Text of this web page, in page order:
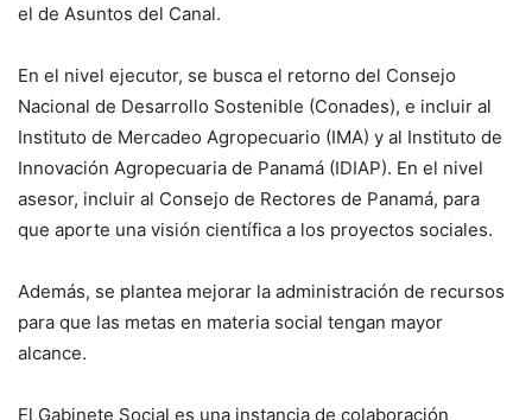
el de Asuntos del Canal.
En el nivel ejecutor, se busca el retorno del Consejo
Nacional de Desarrollo Sostenible (Conades), e incluir al
Instituto de Mercadeo Agropecuario (IMA) y al Instituto de
Innovación Agropecuaria de Panamá (IDIAP). En el nivel
asesor, incluir al Consejo de Rectores de Panamá, para
que aporte una visión científica a los proyectos sociales.
Además, se plantea mejorar la administración de recursos
para que las metas en materia social tengan mayor
alcance.
El Gabinete Social es una instancia de colaboración